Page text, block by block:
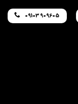
09103909605